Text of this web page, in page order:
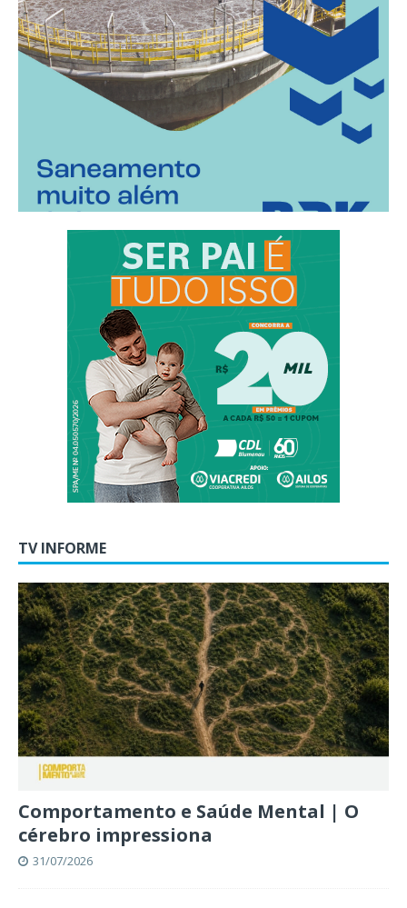
TV INFORME
Comportamento e Saúde Mental | O
cérebro impressiona
31/07/2026